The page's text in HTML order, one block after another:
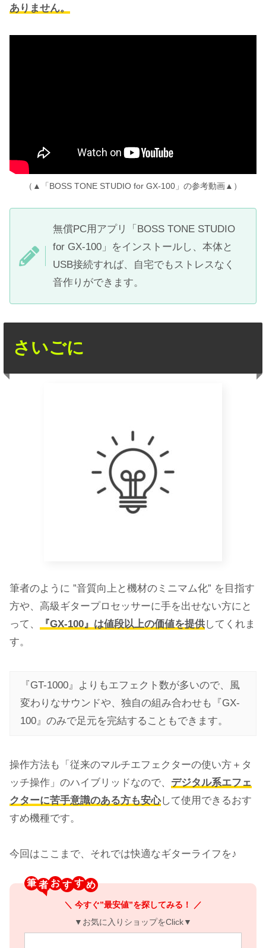
ありません。
（▲「BOSS TONE STUDIO for GX-100」の参考動画▲）
無償PC用アプリ「BOSS TONE STUDIO
for GX-100」をインストールし、本体と
USB接続すれば、自宅でもストレスなく
音作りができます。
さいごに
筆者のように ”音質向上と機材のミニマム化” を目指す
方や、高級ギタープロセッサーに手を出せない方にと
って、
『GX-100』は値段以上の価値を提供してくれま
す。
『GT-1000』よりもエフェクト数が多いので、風
変わりなサウンドや、独自の組み合わせも『GX-
100』のみで足元を完結することもできます。
操作方法も「従来のマルチエフェクターの使い方＋タ
ッチ操作」のハイブリッドなので、 デジタル系エフェ
クターに苦手意識のある方も安心して使用できるおす
すめ機種です。
今回はここまで、それでは快適なギターライフを♪
筆 お す
＼ 今すぐ”最安値”を探してみる！ ／
▼お気に入りショップをClick▼